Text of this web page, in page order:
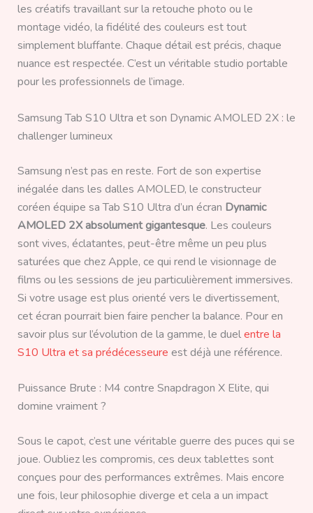
les créatifs travaillant sur la retouche photo ou le
montage vidéo, la fidélité des couleurs est tout
simplement bluffante. Chaque détail est précis, chaque
nuance est respectée. C’est un véritable studio portable
pour les professionnels de l’image.
Samsung Tab S10 Ultra et son Dynamic AMOLED 2X : le
challenger lumineux
Samsung n’est pas en reste. Fort de son expertise
inégalée dans les dalles AMOLED, le constructeur
coréen équipe sa Tab S10 Ultra d’un écran Dynamic
AMOLED 2X absolument gigantesque. Les couleurs
sont vives, éclatantes, peut-être même un peu plus
saturées que chez Apple, ce qui rend le visionnage de
films ou les sessions de jeu particulièrement immersives.
Si votre usage est plus orienté vers le divertissement,
cet écran pourrait bien faire pencher la balance. Pour en
savoir plus sur l’évolution de la gamme, le duelentre la
S10 Ultra et sa prédécesseure est déjà une référence.
Puissance Brute : M4 contre Snapdragon X Elite, qui
domine vraiment ?
Sous le capot, c’est une véritable guerre des puces qui se
joue. Oubliez les compromis, ces deux tablettes sont
conçues pour des performances extrêmes. Mais encore
une fois, leur philosophie diverge et cela a un impact